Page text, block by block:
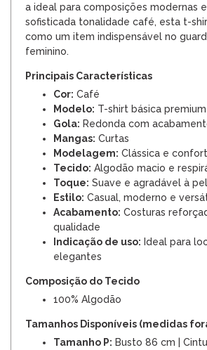
a ideal para composições modernas
sofisticada tonalidade café, esta t-
como um item indispensável no
feminino.
Principais Características
Cor: Café
Modelo: T-shirt básica premium
Gola: Redonda com
Mangas: Curtas
Modelagem: Clássica e
Tecido: Algodão macio e
Toque: Suave e agradável à
Estilo: Casual, moderno e
Acabamento: Costuras
qualidade
Indicação de uso: Ideal para
elegantes
Composição do Tecido
100% Algodão
Tamanhos Disponíveis (medidas
Tamanho P: Busto 86 cm |